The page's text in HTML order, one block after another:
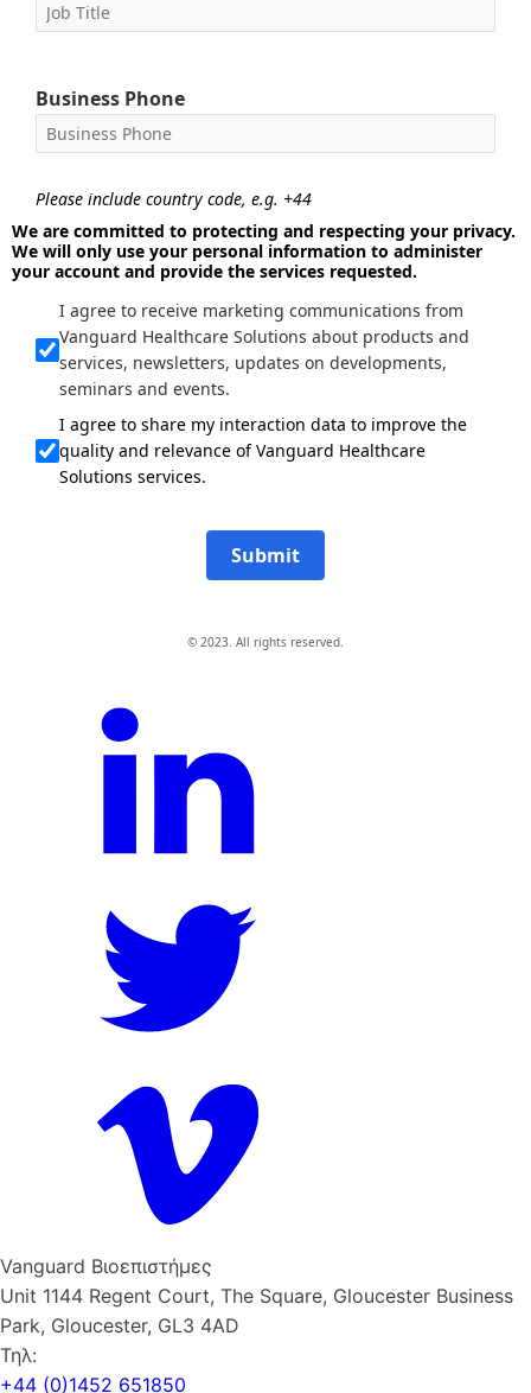
Business Phone
Please include country code, e.g. +44
We are committed to protecting and respecting your privacy.
We will only use your personal information to administer
your account and provide the services requested.
I agree to receive marketing communications from
Vanguard Healthcare Solutions about products and
services, newsletters, updates on developments,
seminars and events.
I agree to share my interaction data to improve the
quality and relevance of Vanguard Healthcare
Solutions services.
Submit
© 2023. All rights reserved.
Vanguard Βιοεπιστήμες
Unit 1144 Regent Court, The Square, Gloucester Business
Park, Gloucester, GL3 4AD
Τηλ:
+44 (0)1452 651850